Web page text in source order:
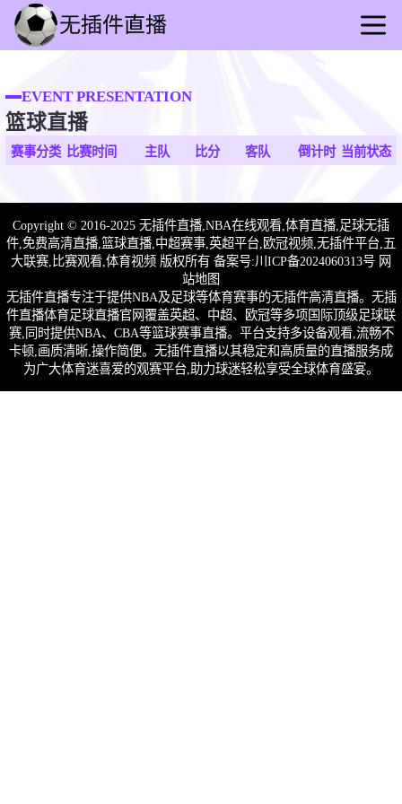
足球直播
篮球直播
足球录播
篮球资讯
全球联赛
EVENT PRESENTATION
篮球直播
赛事分类 比赛时间 主队 比分 客队 倒计时 当前状态
Copyright © 2016-2025 无插件直播,NBA在线观看,体育直播,足球无插
件,免费高清直播,篮球直播,中超赛事,英超平台,欧冠视频,无插件平台,五
大联赛,比赛观看,体育视频 版权所有 备案号:川ICP备2024060313号 网
站地图
无插件直播专注于提供NBA及足球等体育赛事的无插件高清直播。无插
件直播体育足球直播官网覆盖英超、中超、欧冠等多项国际顶级足球联
赛,同时提供NBA、CBA等篮球赛事直播。平台支持多设备观看,流畅不
卡顿,画质清晰,操作简便。无插件直播以其稳定和高质量的直播服务成
为广大体育迷喜爱的观赛平台,助力球迷轻松享受全球体育盛宴。